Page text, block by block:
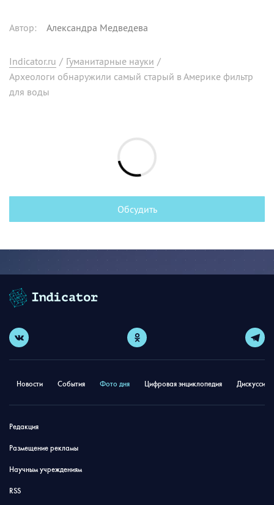
Автор: Александра Медведева
Indicator.ru / Гуманитарные науки /
Археологи обнаружили самый старый в Америке фильтр
для воды
Обсудить
Новости События Фото дня Цифровая энциклопедия
Редакция
Размещение рекламы
Научным учреждениям
RSS